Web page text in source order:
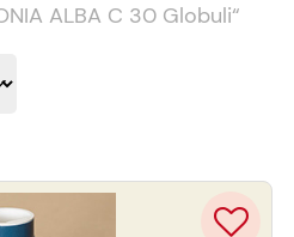
ALBA C 30 Globuli“